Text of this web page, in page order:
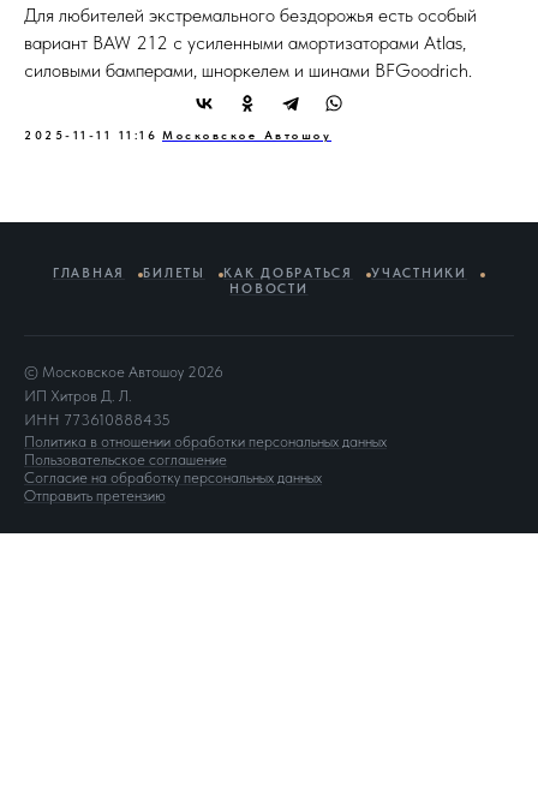
Для любителей экстремального бездорожья есть особый
вариант BAW 212 с усиленными амортизаторами Atlas,
силовыми бамперами, шноркелем и шинами BFGoodrich.
2025-11-11 11:16 Московское Автошоу
ГЛАВНАЯ БИЛЕТЫ КАК ДОБРАТЬСЯ
УЧАСТНИКИ
НОВОСТИ
© Московское Автошоу 2026
ИП Хитров Д. Л.
ИНН 773610888435
Политика в отношении обработки персональных данных
Пользовательское соглашение
Согласие на обработку персональных данных
Отправить претензию